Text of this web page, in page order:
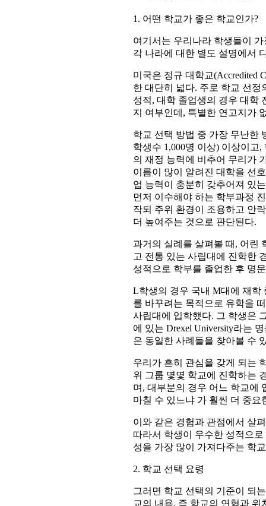
1. 어떤 학교가 좋은 학교인가?
여기서는 우리나라 학생들이
각 나라에 대한 별도 설명에서
미국은 정규 대학교(Accredited
한 대단히 넓다. 주로 학교 선
성적, 대학 졸업생의 경우 대학
지 여부인데, 특별한 연고지가
학교 선택 방법 중 가장 무난한
학생수 1,000명 이상) 이상이고
의 재정 능력에 비추어 무리가
이름이 많이 알려진 대학을 선
업 능력이 충분히 갖추어져 있
먼저 이수해야 하는 학부과정
작되 주위 환경이 조용하고 안
더 높여주는 것으로 판단된다.
과거의 실례를 살펴볼 때, 어린
고 전통 있는 사립대에 진학한
성적으로 학부를 졸업한 후 명
L학생의 경우 국내 M대에 재학
를 바꾸려는 목적으로 유학을
사립대에 입학했다. 그 학생은
에 있는 Drexel University라는
은 동일한 사례들을 찾아볼 수
우리가 흔히 관심을 갖게 되는
위 그룹 몇몇 학교에 진학하는
며, 대부분의 경우 어느 학교에
마칠 수 있느냐 가 훨씬 더 중요
이와 같은 경험과 관점에서 살
따라서 학생이 우수한 성적으
성을 가장 많이 가져다주는 학
2. 학교 선택 요령
그러면 학교 선택의 기준이 되
교의 내용, 즉 학교의 연혁과